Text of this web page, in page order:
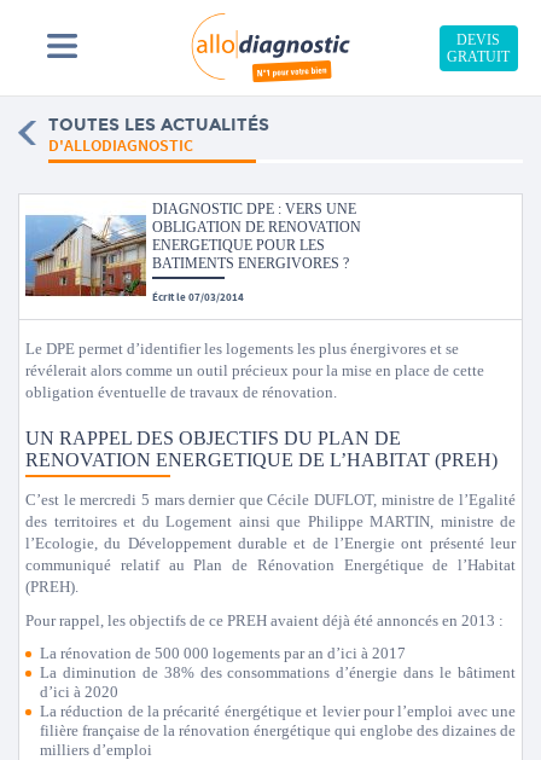
DEVIS
GRATUIT
TOUTES LES ACTUALITÉS
D'ALLODIAGNOSTIC
DIAGNOSTIC DPE : VERS UNE
OBLIGATION DE RENOVATION
ENERGETIQUE POUR LES
BATIMENTS ENERGIVORES ?
Écrit le 07/03/2014
Le DPE permet d’identifier les logements les plus énergivores et se
révélerait alors comme un outil précieux pour la mise en place de cette
obligation éventuelle de travaux de rénovation.
UN RAPPEL DES OBJECTIFS DU PLAN DE
RENOVATION ENERGETIQUE DE L’HABITAT (PREH)
C’est le mercredi 5 mars dernier que Cécile DUFLOT, ministre de l’Egalité
des territoires et du Logement ainsi que Philippe MARTIN, ministre de
l’Ecologie, du Développement durable et de l’Energie ont présenté leur
communiqué relatif au Plan de Rénovation Energétique de l’Habitat
(PREH).
Pour rappel, les objectifs de ce PREH avaient déjà été annoncés en 2013 :
La rénovation de 500 000 logements par an d’ici à 2017
La diminution de 38% des consommations d’énergie dans le bâtiment
d’ici à 2020
La réduction de la précarité énergétique et levier pour l’emploi avec une
filière française de la rénovation énergétique qui englobe des dizaines de
milliers d’emploi